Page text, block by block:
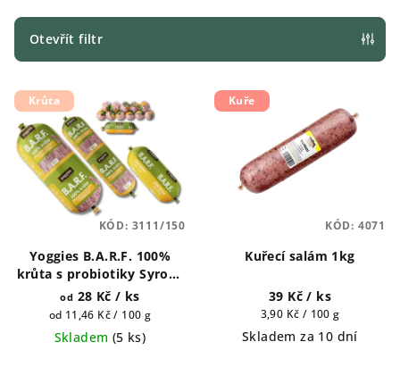
r
o
d
u
k
Otevřít filtr
V
ý
p
o
d
Krůta
Yoggies B.A.R.F. 100%
krůta s probiotiky Syrové
maso pro psy 150g, 700g,
1300g, 1800g
od 28 Kč / ks
Měrná
cena:
od 11,46 Kč / 100 g
Skladem (5 ks)
KÓD: 3111/150
Kuře
Kuřecí salám 1kg
39 Kč/ ks
Měrná
cena:
3,90 Kč / 100 g
Skladem za 10 dní
KÓD: 4071